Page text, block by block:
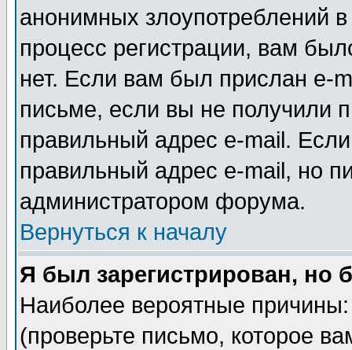
анонимных злоупотреблений
процесс регистрации, вам
нет. Если вам был прислан e-
письме, если вы не получили
правильный адрес e-mail.
правильный адрес e-mail, но
администратором форума.
Вернуться к началу
Я был зарегистрирован, но
Наиболее вероятные
(проверьте письмо, которое